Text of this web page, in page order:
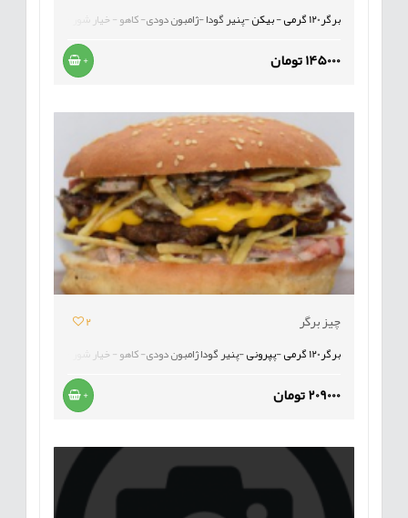
برگر120 گرمی - بیکن -پنیر گودا -ژامبون دودی- کاهو - خیار شور - گوجه -
145000 تومان +
چیز برگر
2
برگر120 گرمی -پپرونی -پنیر گودا ژامبون دودی- کاهو - خیار شور - گوجه -
209000 تومان +